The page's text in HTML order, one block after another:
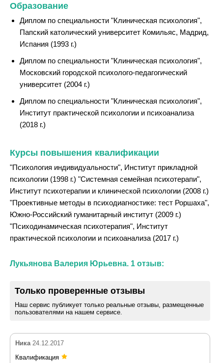
Образование
Диплом по специальности "Клиническая психология",
Папский католический университет Комильяс, Мадрид,
Испания (1993 г.)
Диплом по специальности "Клиническая психология",
Московский городской психолого-педагогический
университет (2004 г.)
Диплом по специальности "Клиническая психология",
Институт практической психологии и психоанализа
(2018 г.)
Курсы повышения квалификации
"Психология индивидуальности", Институт прикладной
психологии (1998 г.) "Системная семейная психотерапи",
Институт психотерапии и клинической психологии (2008 г.)
"Проективные методы в психодиагностике: тест Роршаха",
Южно-Российский гуманитарный институт (2009 г.)
"Психодинамическая психотерапия", Институт
практической психологии и психоанализа (2017 г.)
Лукьянова Валерия Юрьевна. 1 отзыв:
Только проверенные отзывы
Наш сервис публикует только реальные отзывы, размещенные
пользователями на нашем сервисе.
Ника 24.12.2017
Квалификация